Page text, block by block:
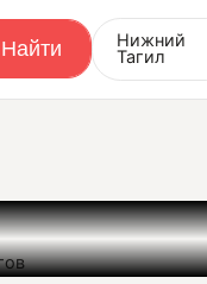
Нижний
Тагил